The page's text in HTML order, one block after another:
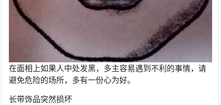
在面相上如果人中处发黑，多主容易遇到不利的事情，请
避免危险的场所，多有一份心为好。
长带饰品突然损坏